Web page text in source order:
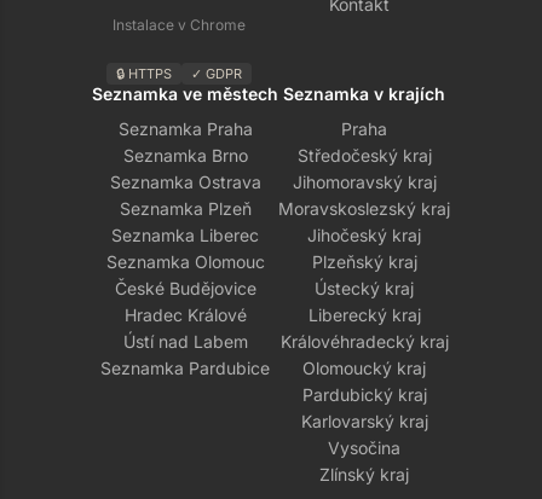
Instalace v Chrome
🔒 HTTPS ✓ GDPR
Kontakt
Seznamka ve městech
Seznamka Praha
Seznamka Brno
Seznamka Ostrava
Seznamka Plzeň
Seznamka Liberec
Seznamka Olomouc
České Budějovice
Hradec Králové
Ústí nad Labem
Seznamka Pardubice
Seznamka v krajích
Praha
Středočeský kraj
Jihomoravský kraj
Moravskoslezský kraj
Jihočeský kraj
Plzeňský kraj
Ústecký kraj
Liberecký kraj
Královéhradecký kraj
Olomoucký kraj
Pardubický kraj
Karlovarský kraj
Vysočina
Zlínský kraj